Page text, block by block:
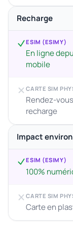
Recharge
ESIM (ESIMY)
En ligne
mobile
CARTE SIM
Rendez-
recharge
Impact
ESIM (ESIMY)
100%
CARTE SIM
Carte en